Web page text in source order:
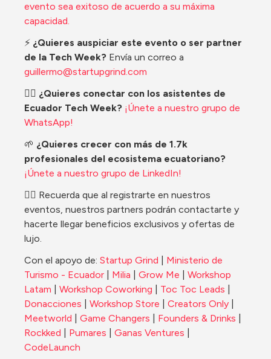
evento sea exitoso de acuerdo a su máxima
capacidad.
​​​⚡ ¿Quieres auspiciar este evento o ser partner
de la Tech Week?
guillermo@startupgrind.com
​​​👉🏽 ¿Quieres conectar con los asistentes de
Ecuador Tech Week? ¡Únete a nuestro grupo de
WhatsApp!
​​​🌱 ¿Quieres crecer con más de 1.7k
¡Únete a nuestro grupo de LinkedIn!
👉🏽 Recuerda que al registrarte en nuestros
eventos, nuestros partners podrán contactarte y
hacerte llegar beneficios exclusivos y ofertas de
lujo.
​Con el apoyo de: Startup Grind
Ministerio de
Turismo - Ecuador
Milia Grow Me
Workshop
Latam
Workshop Coworking Toc Toc Leads
Donacciones
Workshop Store Creators Only
Meetworld
Game Changers Founders & Drinks
Rockked
Pumares Ganas Ventures
CodeLaunch